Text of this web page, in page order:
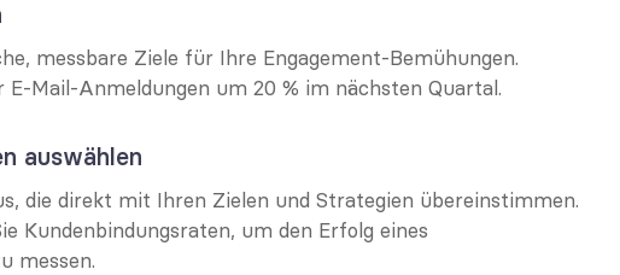
messbare Ziele für Ihre Engagement-Bemühungen.
E-Mail-Anmeldungen um 20 % im nächsten Quartal.
auswählen
die direkt mit Ihren Zielen und Strategien übereinstimmen.
Kundenbindungsraten, um den Erfolg eines
messen.